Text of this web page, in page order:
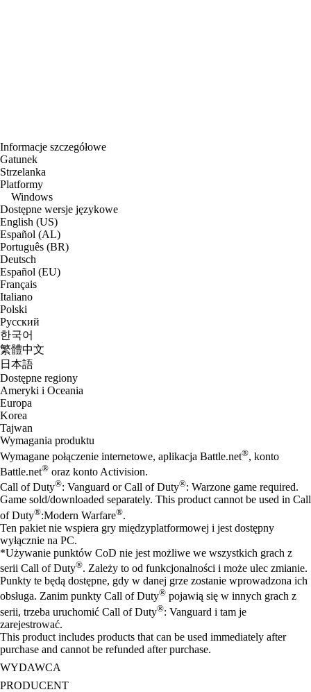
Informacje szczegółowe
Gatunek
Strzelanka
Platformy
Windows
Dostępne wersje językowe
English (US)
Español (AL)
Português (BR)
Deutsch
Español (EU)
Français
Italiano
Polski
Русский
한국어
繁體中文
日本語
Dostępne regiony
Ameryki i Oceania
Europa
Korea
Tajwan
Wymagania produktu
Wymagane połączenie internetowe, aplikacja Battle.net®, konto
Battle.net® oraz konto Activision.
Call of Duty®: Vanguard or Call of Duty®: Warzone game required.
Game sold/downloaded separately. This product cannot be used in Call
of Duty®:Modern Warfare®.
Ten pakiet nie wspiera gry międzyplatformowej i jest dostępny
wyłącznie na PC.
*Używanie punktów CoD nie jest możliwe we wszystkich grach z
serii Call of Duty®. Zależy to od funkcjonalności i może ulec zmianie.
Punkty te będą dostępne, gdy w danej grze zostanie wprowadzona ich
obsługa. Zanim punkty Call of Duty® pojawią się w innych grach z
serii, trzeba uruchomić Call of Duty®: Vanguard i tam je
zarejestrować.
This product includes products that can be used immediately after
purchase and cannot be refunded after purchase.
WYDAWCA
PRODUCENT